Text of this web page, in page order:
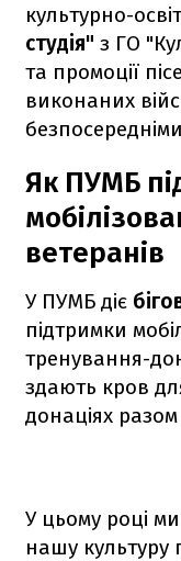
культурно-
студія" з ГО
та промоції
виконаних
Як ПУМБ
ветеранів
У ПУМБ діє
підтримки
тренування-
здають кров
донаціях
У цьому році
нашу культуру